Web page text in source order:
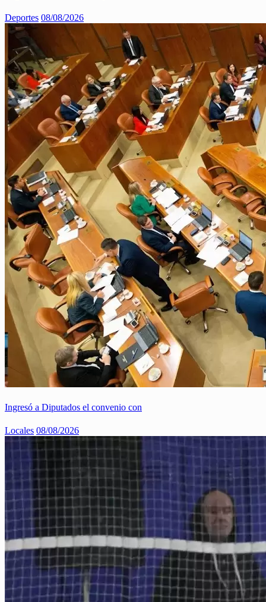
Deportes 08/08/2026
Ingresó a Diputados el convenio con
Locales 08/08/2026